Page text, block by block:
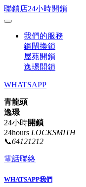
聯鎖店24小時開鎖
我們的服務
鋼閘換鎖
屋苑開鎖
逸璟開鎖
WHATSAPP
青龍頭
逸璟
24小時開鎖
24hours LOCKSMITH
📞64121212
電話聯絡
WHATSAPP我們